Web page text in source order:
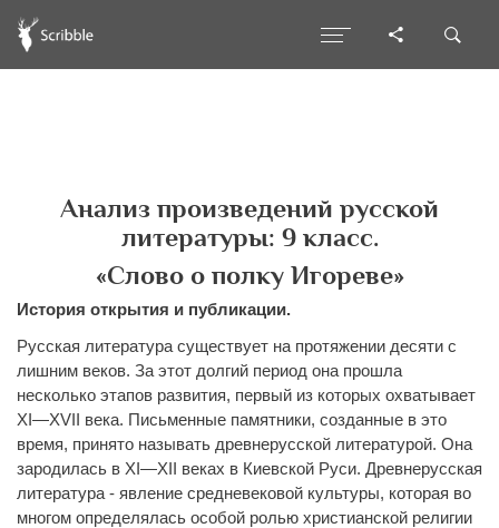
Анализ произведений русской
литературы: 9 класс.
«Слово о полку Игореве»
История открытия и публикации.
Русская литература существует на протяжении десяти с
лишним веков. За этот долгий период она прошла
несколько этапов развития, первый из которых охватывает
XI—XVII века. Письменные памятники, созданные в это
время, принято называть древнерусской литературой. Она
зародилась в XI—XII веках в Киевской Руси. Древнерусская
литература - явление средневековой культуры, которая во
многом определялась особой ролью христианской религии